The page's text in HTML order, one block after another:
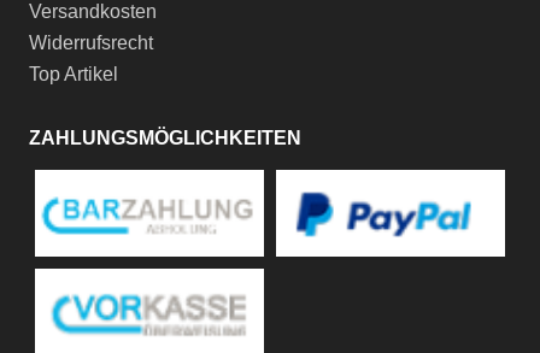
Versandkosten
Widerrufsrecht
Top Artikel
ZAHLUNGSMÖGLICHKEITEN